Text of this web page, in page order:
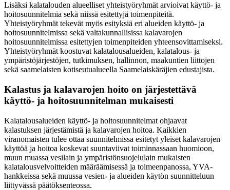
Lisäksi kalatalouden alueelliset yhteistyöryhmät arvioivat käyttö- ja
hoitosuunnitelmia sekä niissä esitettyjä toimenpiteitä.
Yhteistyöryhmät tekevät myös esityksiä eri alueiden käyttö- ja
hoitosuunnitelmissa sekä valtakunnallisissa kalavarojen
hoitosuunnitelmissa esitettyjen toimenpiteiden yhteensovittamiseksi.
Yhteistyöryhmät koostuvat kalatalousalueiden, kalatalous- ja
ympäristöjärjestöjen, tutkimuksen, hallinnon, maakuntien liittojen
sekä saamelaisten kotiseutualueella Saamelaiskäräjien edustajista.
Kalastus ja kalavarojen hoito on järjestettävä
käyttö- ja hoitosuunnitelman mukaisesti
Kalatalousalueiden käyttö- ja hoitosuunnitelmat ohjaavat
kalastuksen järjestämistä ja kalavarojen hoitoa. Kaikkien
viranomaisten tulee ottaa suunnitelmissa esitetyt yleiset kalavarojen
käyttöä ja hoitoa koskevat suuntaviivat toiminnassaan huomioon,
muun muassa vesilain ja ympäristönsuojelulain mukaisten
kalatalousvelvoitteiden määräämisessä ja toimeenpanossa, YVA-
hankkeissa sekä muussa vesien- ja alueiden käytön suunnitteluun
liittyvässä päätöksenteossa.